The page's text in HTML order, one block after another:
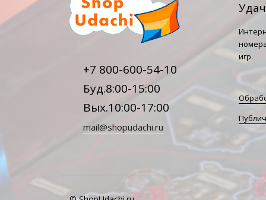
+7 800-600-54-10
Буд.8:00-15:00
Вых.10:00-17:00
mail@shopudachi.ru
игр.